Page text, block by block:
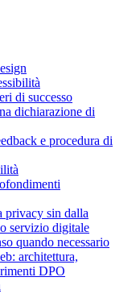
di successo
dichiarazione di
e procedura di
privacy sin dalla
servizio digitale
quando necessario
architettura,
DPO